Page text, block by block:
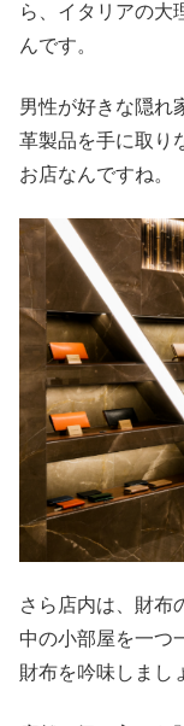
ら、イタリアの大
んです。
男性が好きな隠れ
革製品を手に取り
お店なんですね。
さら店内は、財布
中の小部屋を一つ
財布を吟味しまし